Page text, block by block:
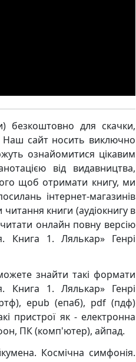
безкоштовно для скачки,
Наш сайт носить виключно
ознайомитися цікавим
від видавництва,
щоб отримати книгу, ми
інтернет-магазинів
книги (аудіокнигу в
онлайн повну версію
Книга 1. Лялькар» Генрі
знайти такі формати
Книга 1. Лялькар» Генрі
epub (епаб), pdf (пдф)
пристрої як - електронна
ПК (комп'ютер), айпад.
Космічна симфонія.